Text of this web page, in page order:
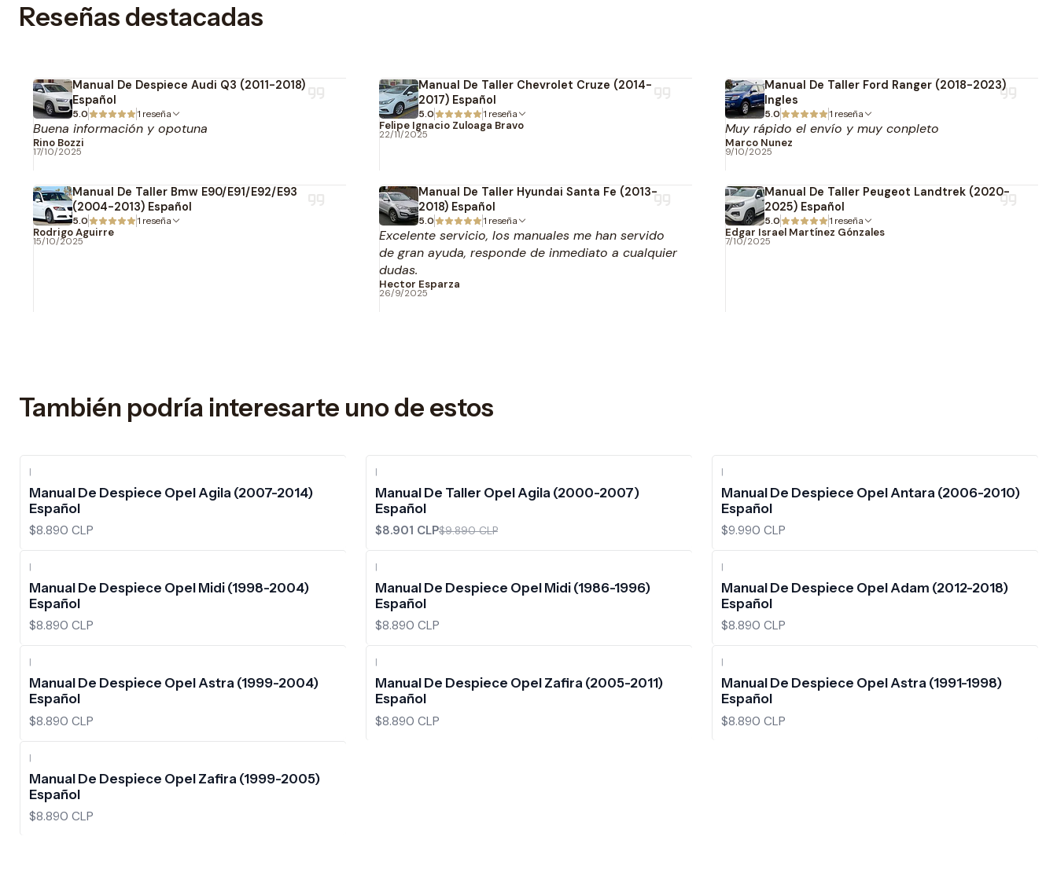
Reseñas destacadas
Manual De Despiece Audi Q3 (2011-2018)
Español
5.0 1 reseña
Buena información y opotuna
Rino Bozzi
17/10/2025
Manual De Taller Chevrolet Cruze (2014-
2017) Español
5.0 1 reseña
Felipe Ignacio Zuloaga Bravo
22/11/2025
Manual De Taller Ford Ranger (2018-2023)
Ingles
5.0 1 reseña
Muy rápido el envío y muy conpleto
Marco Nunez
9/10/2025
Manual De Taller Bmw E90/E91/E92/E93
(2004-2013) Español
5.0 1 reseña
Rodrigo Aguirre
15/10/2025
Manual De Taller Hyundai Santa Fe (2013-
2018) Español
5.0 1 reseña
Excelente servicio, los manuales me han servido
de gran ayuda, responde de inmediato a cualquier
dudas.
Hector Esparza
26/9/2025
Manual De Taller Peugeot Landtrek (2020-
2025) Español
5.0 1 reseña
Edgar Israel Martínez Gónzales
7/10/2025
También podría interesarte uno de estos
|
Manual De Despiece Opel Agila (2007-2014)
Español
$8.890 CLP
|
Manual De Taller Opel Agila (2000-2007)
Español
$8.901 CLP$9.890 CLP
|
Manual De Despiece Opel Antara (2006-2010)
Español
$9.990 CLP
|
Manual De Despiece Opel Midi (1998-2004)
Español
$8.890 CLP
|
Manual De Despiece Opel Midi (1986-1996)
Español
$8.890 CLP
|
Manual De Despiece Opel Adam (2012-2018)
Español
$8.890 CLP
|
Manual De Despiece Opel Astra (1999-2004)
Español
$8.890 CLP
|
Manual De Despiece Opel Zafira (2005-2011)
Español
$8.890 CLP
|
Manual De Despiece Opel Astra (1991-1998)
Español
$8.890 CLP
|
Manual De Despiece Opel Zafira (1999-2005)
Español
$8.890 CLP